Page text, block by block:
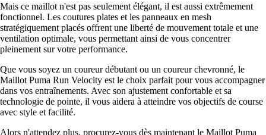
Mais ce maillot n'est pas seulement élégant, il est aussi extrêmement
fonctionnel. Les coutures plates et les panneaux en mesh
stratégiquement placés offrent une liberté de mouvement totale et une
ventilation optimale, vous permettant ainsi de vous concentrer
pleinement sur votre performance.
Que vous soyez un coureur débutant ou un coureur chevronné, le
Maillot Puma Run Velocity est le choix parfait pour vous accompagner
dans vos entraînements. Avec son ajustement confortable et sa
technologie de pointe, il vous aidera à atteindre vos objectifs de course
avec style et facilité.
Alors n'attendez plus, procurez-vous dès maintenant le Maillot Puma